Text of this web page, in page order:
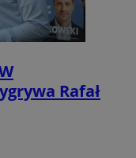
Rafał